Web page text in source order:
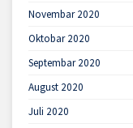
Novembar 2020
Oktobar 2020
Septembar 2020
August 2020
Juli 2020